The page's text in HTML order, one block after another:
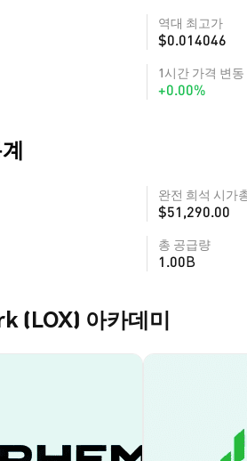
역대 최고가
$0.014046
1시간 가격 변동
+0.00%
완전 희석 시가
$51,290.00
총 공급량
1.00B
(LOX) 아카데미